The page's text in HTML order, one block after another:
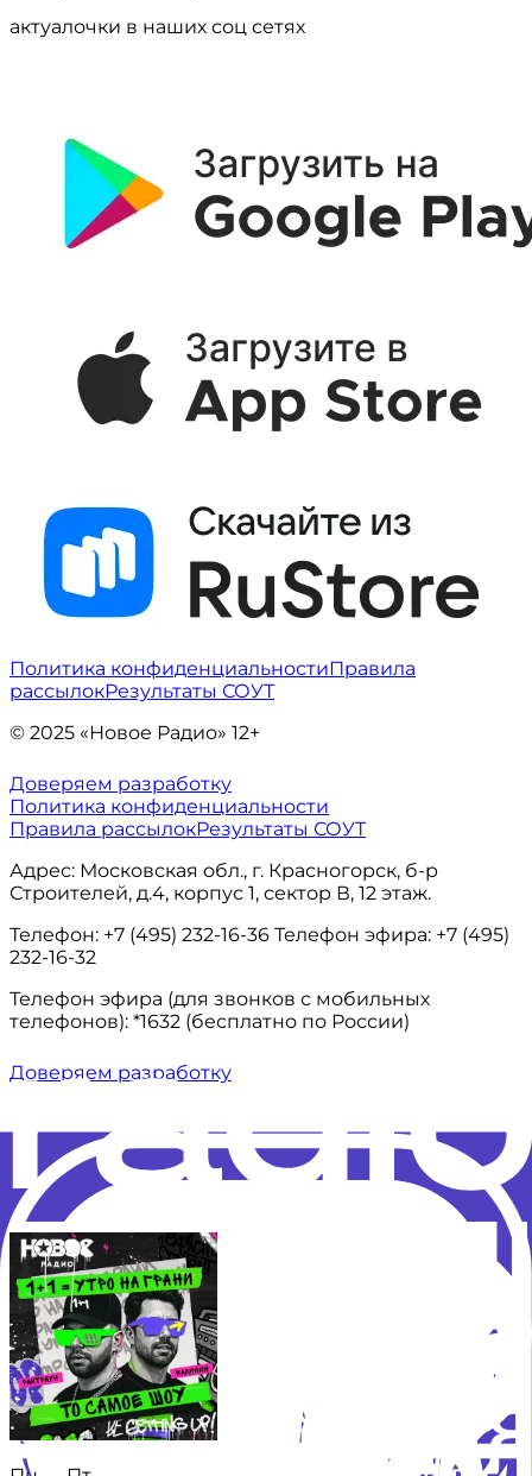
актуалочки в наших соц сетях
Политика конфиденциальностиПравила
рассылокРезультаты СОУТ
© 2025 «Новое Радио» 12+
Доверяем разработку
Политика конфиденциальности
Правила рассылокРезультаты СОУТ
Адрес: Московская обл., г. Красногорск, б-р
Строителей, д.4, корпус 1, сектор В, 12 этаж.
Телефон: +7 (495) 232-16-36 Телефон эфира: +7 (495)
232-16-32
Телефон эфира (для звонков с мобильных
телефонов): *1632 (бесплатно по России)
Доверяем разработку